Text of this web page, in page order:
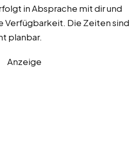
in Absprache mit dir und
Die Zeiten sind
planbar.
Anzeige